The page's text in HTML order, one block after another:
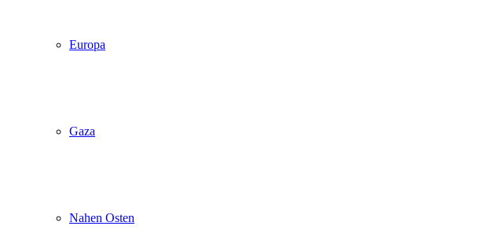
Europa
Gaza
Nahen Osten